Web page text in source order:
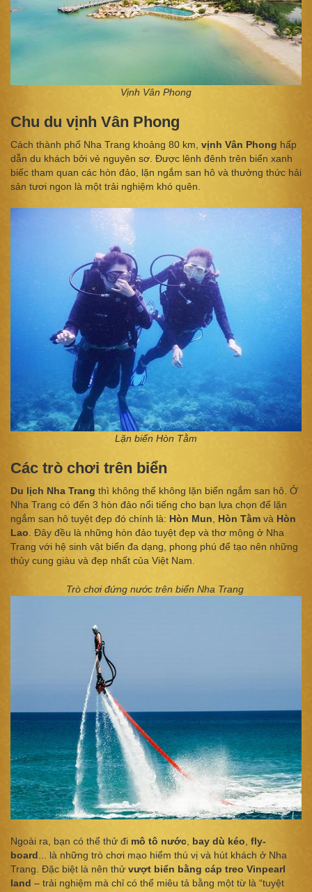
Vịnh Vân Phong
Chu du vịnh Vân Phong
Cách thành phố Nha Trang khoảng 80 km, vịnh Vân Phong hấp
dẫn du khách bởi vẻ nguyên sơ. Được lênh đênh trên biển xanh
biếc tham quan các hòn đảo, lặn ngắm san hô và thưởng thức hải
sản tươi ngon là một trải nghiệm khó quên.
Lặn biển Hòn Tằm
Các trò chơi trên biển
Du lịch Nha Trang thì không thể không lặn biển ngắm san hô. Ở
Nha Trang có đến 3 hòn đảo nổi tiếng cho bạn lựa chọn để lặn
ngắm san hô tuyệt đẹp đó chính là: Hòn Mun, Hòn Tằm và Hòn
Lao. Đây đều là những hòn đảo tuyệt đẹp và thơ mộng ở Nha
Trang với hệ sinh vật biển đa dạng, phong phú để tạo nên những
thủy cung giàu và đẹp nhất của Việt Nam.
Trò chơi đứng nước trên biển Nha Trang
Ngoài ra, bạn có thể thử đi mô tô nước, bay dù kéo, fly-
board... là những trò chơi mạo hiểm thú vị và hút khách ở Nha
Trang. Đặc biệt là nên thử vượt biển bằng cáp treo Vinpearl
land – trải nghiệm mà chỉ có thể miêu tả bằng một từ là “tuyệt